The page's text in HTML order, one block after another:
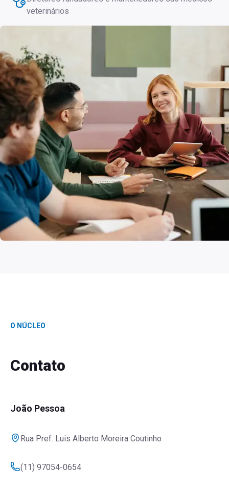
veterinários
O NÚCLEO
Contato
João Pessoa
Rua Pref. Luis Alberto Moreira Coutinho
(11) 97054-0654